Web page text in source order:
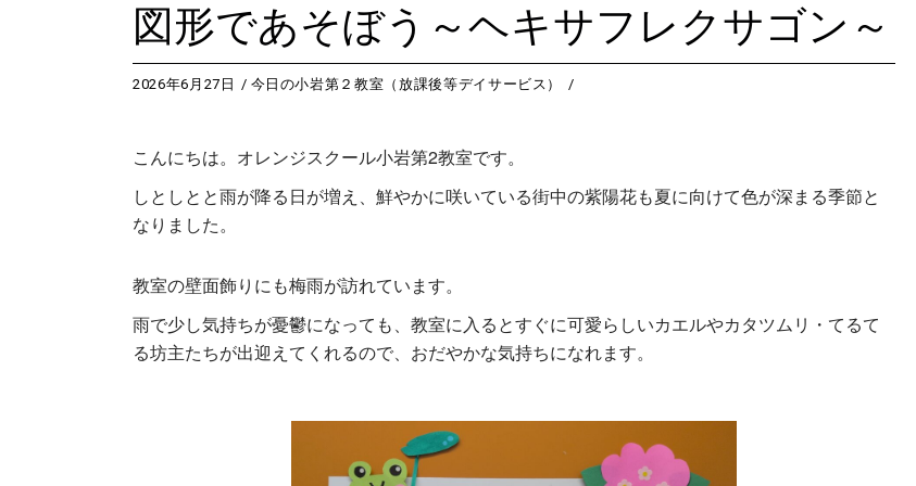
藤沢第２教室
小岩教室
ピコ東戸塚教室
図形であそぼう～ヘキサフレクサゴン～
2026年6月27日 今日の小岩第２教室（放課後等デイサービス）
こんにちは。オレンジスクール小岩第2教室です。
しとしとと雨が降る日が増え、鮮やかに咲いている街中の紫陽花も夏に向けて色が深まる季節と
なりました。
教室の壁面飾りにも梅雨が訪れています。
雨で少し気持ちが憂鬱になっても、教室に入るとすぐに可愛らしいカエルやカタツムリ・てるて
る坊主たちが出迎えてくれるので、おだやかな気持ちになれます。